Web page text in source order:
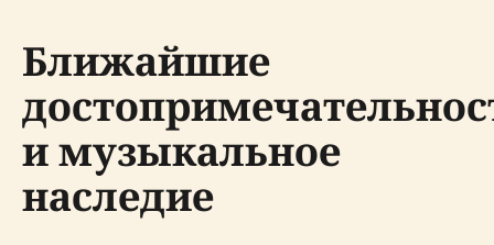
Ближайшие
и музыкальное
наследие